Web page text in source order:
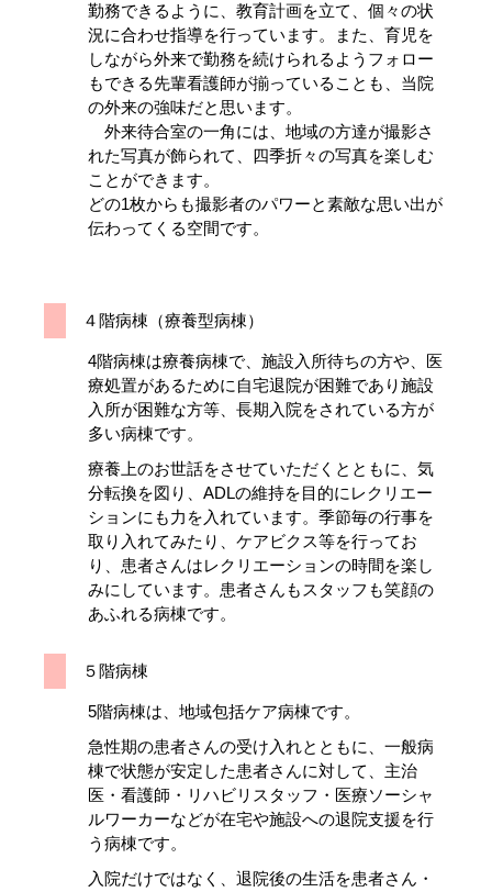
勤務できるように、教育計画を立て、個々の状
況に合わせ指導を行っています。また、育児を
しながら外来で勤務を続けられるようフォロー
もできる先輩看護師が揃っていることも、当院
の外来の強味だと思います。
外来待合室の一角には、地域の方達が撮影さ
れた写真が飾られて、四季折々の写真を楽しむ
ことができます。
どの1枚からも撮影者のパワーと素敵な思い出が
伝わってくる空間です。
４階病棟（療養型病棟）
4階病棟は療養病棟で、施設入所待ちの方や、医
療処置があるために自宅退院が困難であり施設
入所が困難な方等、長期入院をされている方が
多い病棟です。
療養上のお世話をさせていただくとともに、気
分転換を図り、ADLの維持を目的にレクリエー
ションにも力を入れています。季節毎の行事を
取り入れてみたり、ケアビクス等を行ってお
り、患者さんはレクリエーションの時間を楽し
みにしています。患者さんもスタッフも笑顔の
あふれる病棟です。
５階病棟
5階病棟は、地域包括ケア病棟です。
急性期の患者さんの受け入れとともに、一般病
棟で状態が安定した患者さんに対して、主治
医・看護師・リハビリスタッフ・医療ソーシャ
ルワーカーなどが在宅や施設への退院支援を行
う病棟です。
入院だけではなく、退院後の生活を患者さん・